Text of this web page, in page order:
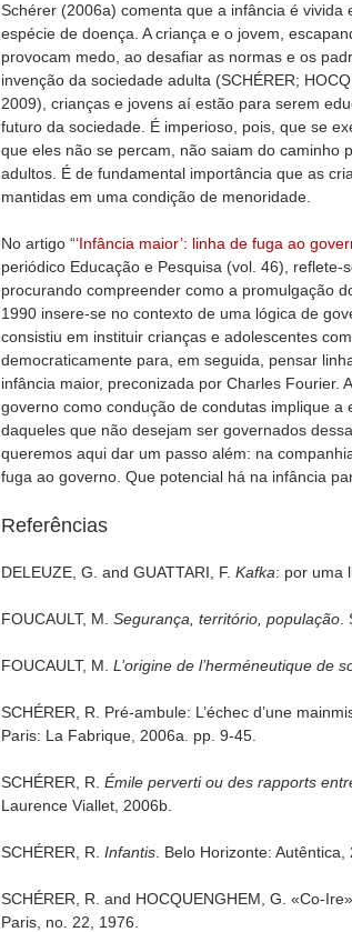
Schérer (2006a) comenta que a infância é
espécie de doença. A criança e o jovem,
provocam medo, ao desafiar as normas e os
invenção da sociedade adulta (SCHÉRER;
2009), crianças e jovens aí estão para serem
futuro da sociedade. É imperioso, pois, que se
que eles não se percam, não saiam do caminho
adultos. É de fundamental importância que as
mantidas em uma condição de menoridade.
No artigo “‘Infância maior’: linha de fuga ao
periódico Educação e Pesquisa (vol. 46),
procurando compreender como a promulgação
1990 insere-se no contexto de uma lógica de
consistiu em instituir crianças e adolescentes
democraticamente para, em seguida, pensar
infância maior, preconizada por Charles Fourier.
governo como condução de condutas implique
daqueles que não desejam ser governados
queremos aqui dar um passo além: na
fuga ao governo. Que potencial há na infância
Referências
DELEUZE, G. and GUATTARI, F. Kafka: por uma
FOUCAULT, M. Segurança, território, população
FOUCAULT, M. L’origine de l’herméneutique de
SCHÉRER, R. Pré-ambule: L’échec d’une
Paris: La Fabrique, 2006a. pp. 9-45.
SCHÉRER, R. Émile perverti ou des rapports
Laurence Viallet, 2006b.
SCHÉRER, R. Infantis . Belo Horizonte: Autêntica,
SCHÉRER, R. and HOCQUENGHEM, G. «Co-
Paris, no. 22, 1976.